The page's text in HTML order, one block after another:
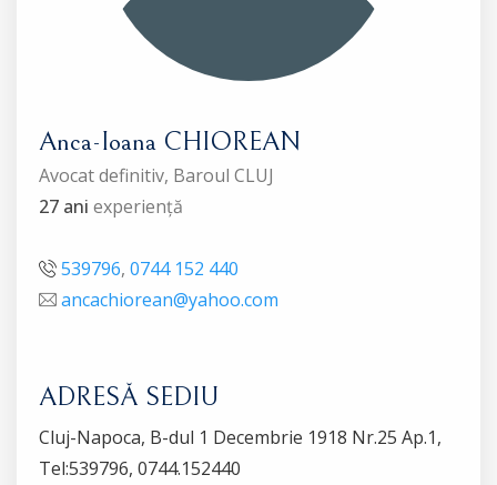
Anca-Ioana CHIOREAN
Avocat definitiv, Baroul CLUJ
27 ani experiență
539796, 0744 152 440
ancachiorean@yahoo.com
ADRESĂ SEDIU
Cluj-Napoca, B-dul 1 Decembrie 1918 Nr.25 Ap.1,
Tel:539796, 0744.152440